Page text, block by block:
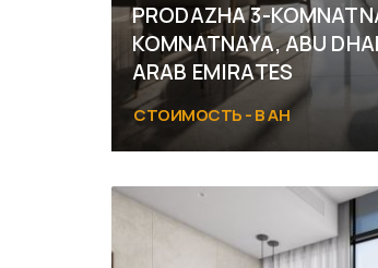
PRODAZHA 3-
KOMNATNAYA, ABU
ARAB EMIRATES
СТОИМОСТЬ - В АН